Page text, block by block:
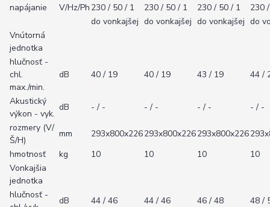
napájanie V/Hz/Ph 230 / 50 / 1 230 / 50 / 1 230 / 50 / 1
230
do vonkajšej do vonkajšej do vonkajšej do
Vnútorná
jednotka
hlučnosť -
chl.
max./min.
dB 40 / 19 40 / 19 43 / 19 44 /
Akustický
výkon - vyk.
dB - / - - / - - / -
- / -
rozmery (V/
Š/H)
mm 293x800x226293x800x226293x800x226
hmotnosť
kg 10 10 10
10
Vonkajšia
jednotka
hlučnosť -
dB 44 / 46 44 / 46 46 / 48
48 /